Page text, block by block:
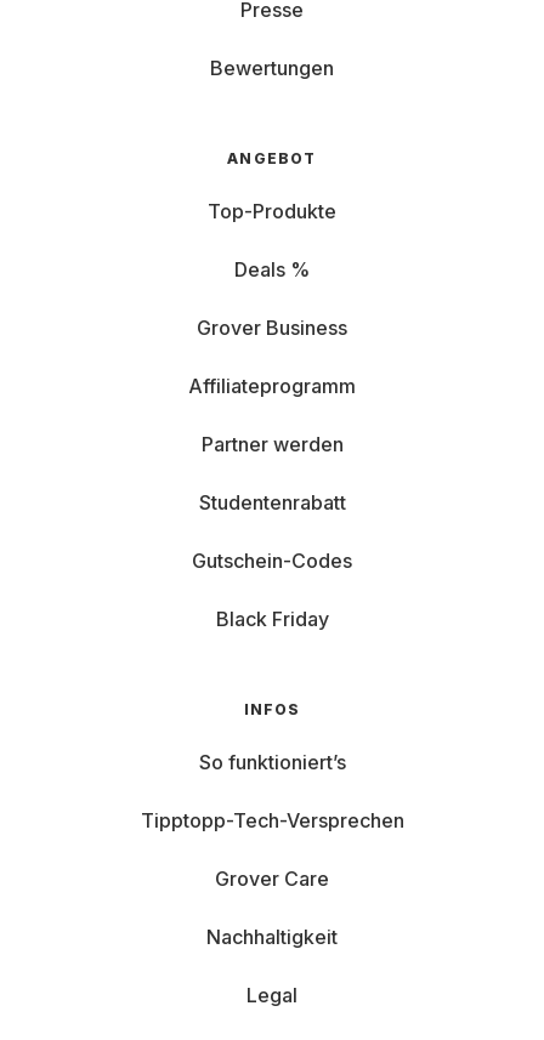
Presse
Bewertungen
ANGEBOT
Top-Produkte
Deals %
Grover Business
Affiliateprogramm
Partner werden
Studentenrabatt
Gutschein-Codes
Black Friday
INFOS
So funktioniert’s
Tipptopp-Tech-Versprechen
Grover Care
Nachhaltigkeit
Legal